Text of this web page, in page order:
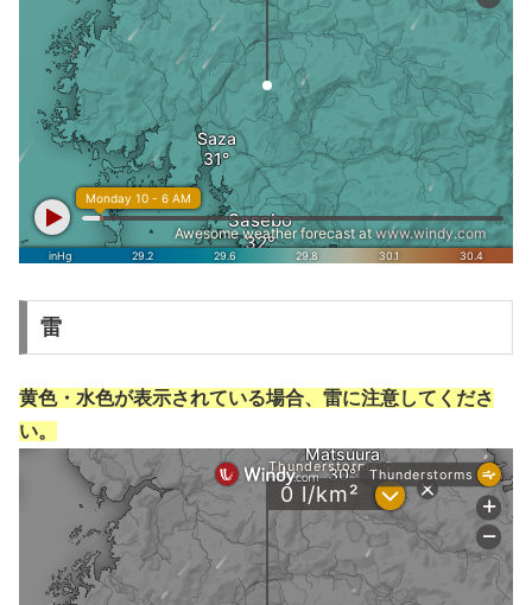
雷
黄色・水色が表示されている場合、雷に注意してくださ
い。